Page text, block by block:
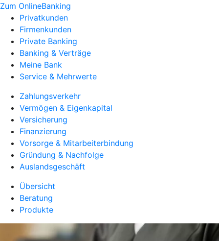
Zum OnlineBanking
Privatkunden
Firmenkunden
Private Banking
Banking & Verträge
Meine Bank
Service & Mehrwerte
Zahlungsverkehr
Vermögen & Eigenkapital
Versicherung
Finanzierung
Vorsorge & Mitarbeiterbindung
Gründung & Nachfolge
Auslandsgeschäft
Übersicht
Beratung
Produkte